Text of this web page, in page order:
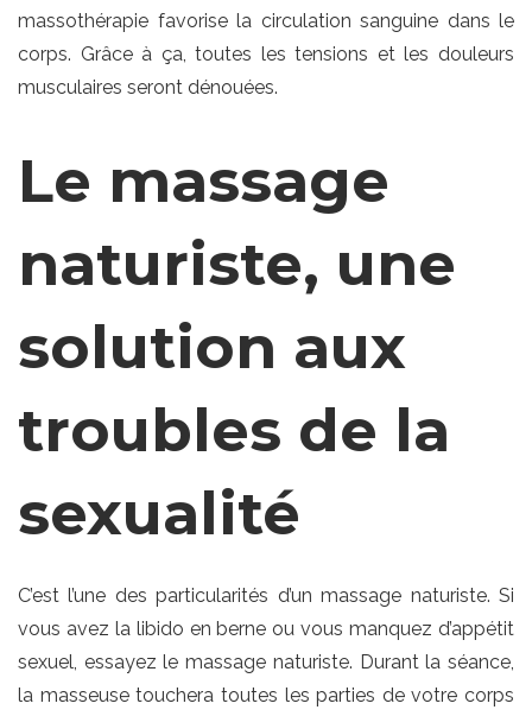
massothérapie favorise la circulation sanguine dans le
corps. Grâce à ça, toutes les tensions et les douleurs
musculaires seront dénouées.
Le massage
naturiste, une
solution aux
troubles de la
sexualité
C’est l’une des particularités d’un massage naturiste. Si
vous avez la libido en berne ou vous manquez d’appétit
sexuel, essayez le massage naturiste. Durant la séance,
la masseuse touchera toutes les parties de votre corps